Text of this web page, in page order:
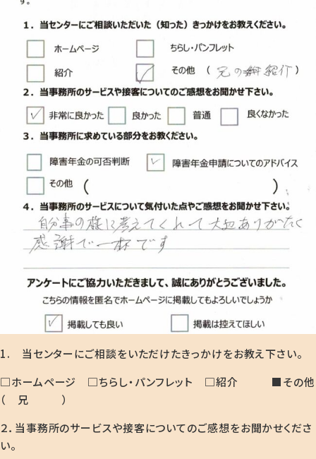
1. 当センターにご相談をいただけたきっかけをお教え下さい。
□ホームページ □ちらし・パンフレット □紹介 ■その他
（ 兄 ）
２．当事務所のサービスや接客についてのご感想をお聞かせくださ
い。